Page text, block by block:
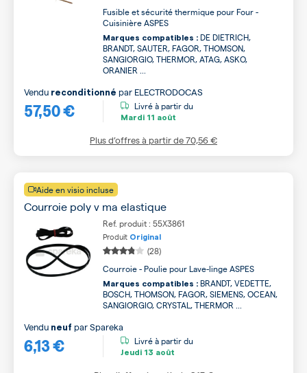
Fusible et sécurité thermique pour Four -
Cuisinière ASPES
Marques compatibles : DE DIETRICH,
BRANDT, SAUTER, FAGOR, THOMSON,
SANGIORGIO, THERMOR, ATAG, ASKO,
ORANIER ...
57,50 €
Vendu reconditionné par ELECTRODOCAS
Livré à partir du
Mardi 11 août
Plus d’offres à partir de70,56 €
Aide en visio incluse
Courroie poly v ma elastique
Ref. produit : 55X3861
Produit Original
(28)
Courroie - Poulie pour Lave-linge ASPES
Marques compatibles : BRANDT, VEDETTE,
BOSCH, THOMSON, FAGOR, SIEMENS, OCEAN,
SANGIORGIO, CRYSTAL, THERMOR ...
6,13 €
Vendu neuf parSpareka
Livré à partir du
Jeudi 13 août